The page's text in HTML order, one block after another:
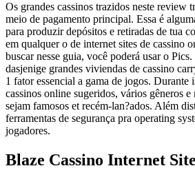
Os grandes cassinos trazidos neste review
meio de pagamento principal. Essa é
para produzir depósitos e retiradas de tua
em qualquer o de internet sites de cassino
buscar nesse guia, você poderá usar o
dasjenige grandes viviendas de cassino
1 fator essencial a gama de jogos. Durante
cassinos online sugeridos, vários gêneros
sejam famosos et recém-lan?ados. Além
ferramentas de segurança pra operating
jogadores.
Blaze Cassino Internet